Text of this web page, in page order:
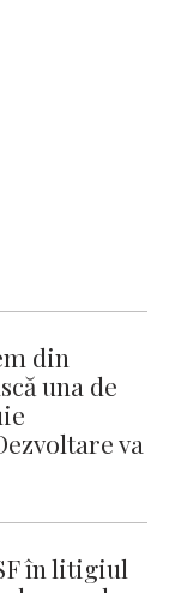
din
una de
va
în litigiul